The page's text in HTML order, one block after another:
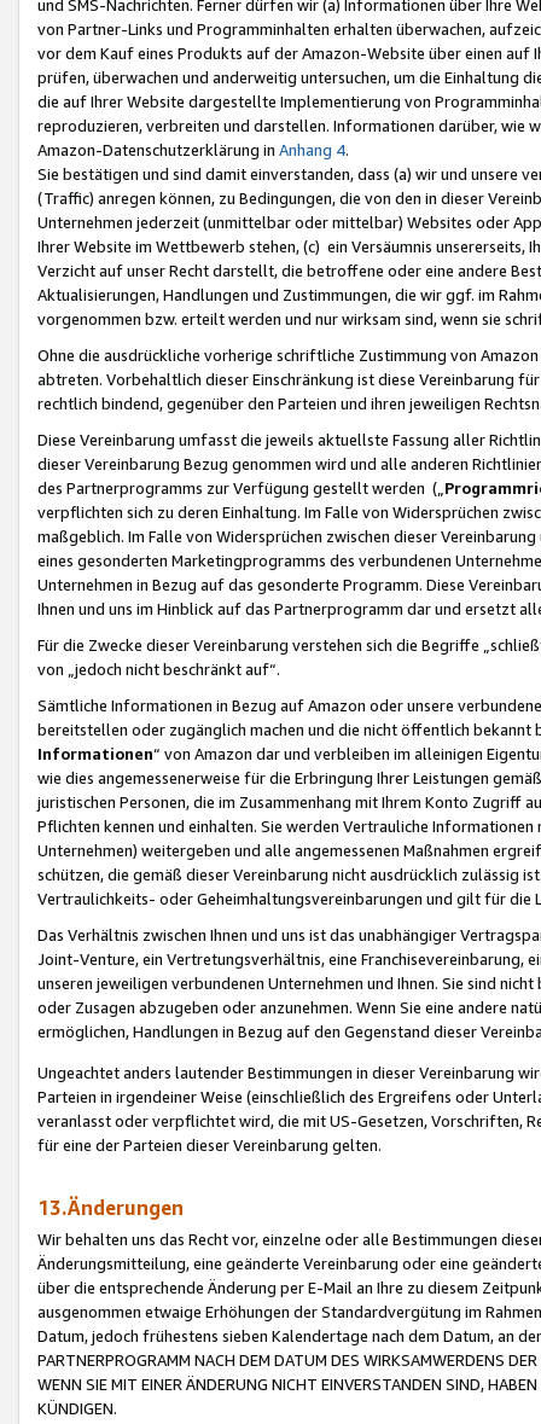
und SMS-Nachrichten. Ferner dürfen wir (a) Informationen über Ihre
von Partner-Links und Programminhalten erhalten überwachen,
vor dem Kauf eines Produkts auf der Amazon-Website über einen
prüfen, überwachen und anderweitig untersuchen, um die Einhaltung
die auf Ihrer Website dargestellte Implementierung von
reproduzieren, verbreiten und darstellen. Informationen darüber, wie
Amazon-Datenschutzerklärung in Anhang 4.
Sie bestätigen und sind damit einverstanden, dass (a) wir und
(Traffic) anregen können, zu Bedingungen, die von den in dieser
Unternehmen jederzeit (unmittelbar oder mittelbar) Websites oder
Ihrer Website im Wettbewerb stehen, (c) ein Versäumnis unsererseits,
Verzicht auf unser Recht darstellt, die betroffene oder eine andere
Aktualisierungen, Handlungen und Zustimmungen, die wir ggf. im
vorgenommen bzw. erteilt werden und nur wirksam sind, wenn sie
Ohne die ausdrückliche vorherige schriftliche Zustimmung von
abtreten. Vorbehaltlich dieser Einschränkung ist diese Vereinbarung
rechtlich bindend, gegenüber den Parteien und ihren jeweiligen
Diese Vereinbarung umfasst die jeweils aktuellste Fassung aller
dieser Vereinbarung Bezug genommen wird und alle anderen
des Partnerprogramms zur Verfügung gestellt werden („
verpflichten sich zu deren Einhaltung. Im Falle von Widersprüchen
maßgeblich. Im Falle von Widersprüchen zwischen dieser
eines gesonderten Marketingprogramms des verbundenen
Unternehmen in Bezug auf das gesonderte Programm. Diese
Ihnen und uns im Hinblick auf das Partnerprogramm dar und ersetzt
Für die Zwecke dieser Vereinbarung verstehen sich die Begriffe
von „jedoch nicht beschränkt auf“.
Sämtliche Informationen in Bezug auf Amazon oder unsere
bereitstellen oder zugänglich machen und die nicht öffentlich
Informationen“ von Amazon dar und verbleiben im alleinigen
wie dies angemessenerweise für die Erbringung Ihrer Leistungen
juristischen Personen, die im Zusammenhang mit Ihrem Konto
Pflichten kennen und einhalten. Sie werden Vertrauliche
Unternehmen) weitergeben und alle angemessenen Maßnahmen
schützen, die gemäß dieser Vereinbarung nicht ausdrücklich zulässig
Vertraulichkeits- oder Geheimhaltungsvereinbarungen und gilt für die
Das Verhältnis zwischen Ihnen und uns ist das unabhängiger
Joint-Venture, ein Vertretungsverhältnis, eine Franchisevereinbarung,
unseren jeweiligen verbundenen Unternehmen und Ihnen. Sie sind
oder Zusagen abzugeben oder anzunehmen. Wenn Sie eine andere
ermöglichen, Handlungen in Bezug auf den Gegenstand dieser
Ungeachtet anders lautender Bestimmungen in dieser Vereinbarung
Parteien in irgendeiner Weise (einschließlich des Ergreifens oder
veranlasst oder verpflichtet wird, die mit US-Gesetzen, Vorschriften,
für eine der Parteien dieser Vereinbarung gelten.
13.Änderungen
Wir behalten uns das Recht vor, einzelne oder alle Bestimmungen
Änderungsmitteilung, eine geänderte Vereinbarung oder eine
über die entsprechende Änderung per E-Mail an Ihre zu diesem
ausgenommen etwaige Erhöhungen der Standardvergütung im
Datum, jedoch frühestens sieben Kalendertage nach dem Datum, an
PARTNERPROGRAMM NACH DEM DATUM DES WIRKSAMWERDENS
WENN SIE MIT EINER ÄNDERUNG NICHT EINVERSTANDEN SIND,
KÜNDIGEN.